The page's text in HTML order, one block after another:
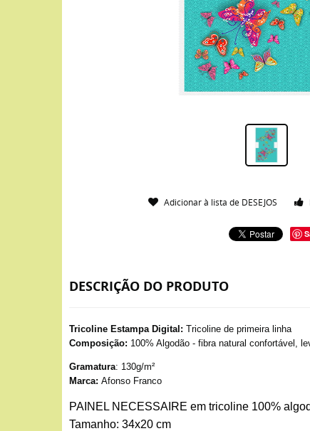
Adicionar à lista de DESEJOS
DESCRIÇÃO DO PRODUTO
Tricoline Estampa Digital: Tricoline de primeira linha
Composição: 100% Algodão - fibra natural confortável,
Gramatura: 130g/m²
Marca: Afonso Franco
PAINEL NECESSAIRE em tricoline 100%
Tamanho: 34x20 cm